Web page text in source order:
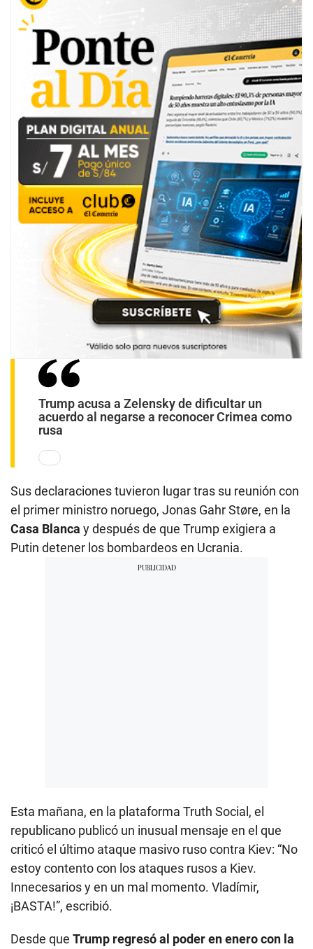
Trump acusa a Zelensky de dificultar un
acuerdo al negarse a reconocer Crimea como
rusa
Sus declaraciones tuvieron lugar tras su reunión con
el primer ministro noruego, Jonas Gahr Støre, en la
Casa Blanca y después de que Trump exigiera a
Putin detener los bombardeos en Ucrania.
Esta mañana, en la plataforma Truth Social, el
republicano publicó un inusual mensaje en el que
criticó el último ataque masivo ruso contra Kiev: “No
estoy contento con los ataques rusos a Kiev.
Innecesarios y en un mal momento. Vladímir,
¡BASTA!”, escribió.
Desde que Trump regresó al poder en enero con la